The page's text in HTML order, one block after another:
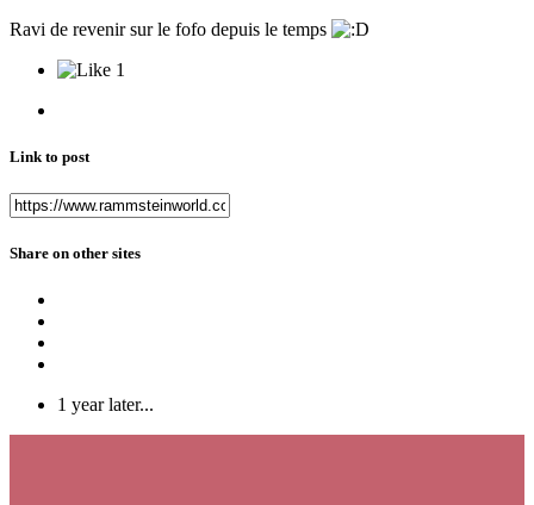
Ravi de revenir sur le fofo depuis le temps
1
Link to post
Share on other sites
1 year later...